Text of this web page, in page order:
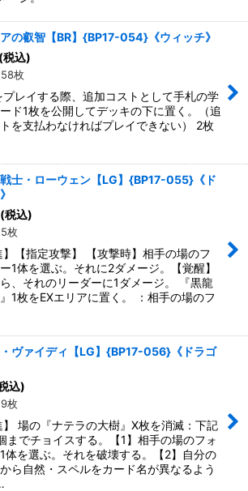
の叡智【BR】{BP17-054}《ウィッチ》
(税込)
枚
プレイする際、追加コストとして手札の学
ド1枚を公開してデッキの下に置く。（追
を支払わなければプレイできない） 2枚
士・ローウェン【LG】{BP17-055}《ド
(税込)
枚
】【指定攻撃】 【攻撃時】相手の場のフ
1体を選ぶ。それに2ダメージ。【覚醒】
、それのリーダーに1ダメージ。 『黒龍
1枚をEXエリアに置く。 ：相手の場のフ
ヴァイディ【LG】{BP17-056}《ドラゴ
込)
枚
】 場の『ナテラの大樹』X枚を消滅：下記
までチョイスする。【1】相手の場のフォ
体を選ぶ。それを破壊する。【2】自分の
ら自然・スペルをカード名が異なるよう